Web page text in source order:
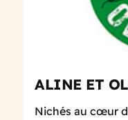
ALINE ET
Nichés au cœur